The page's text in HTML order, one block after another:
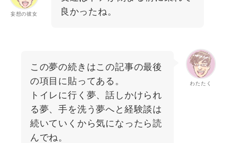
妄想の彼女
良かったね。
わたたく
この夢の続きはこの記事の最後
の項目に貼ってある。
トイレに行く夢、話しかけられ
る夢、手を洗う夢へと経験談は
続いていくから気になったら読
んでね。